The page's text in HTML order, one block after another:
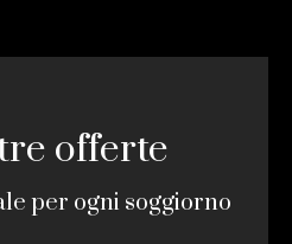
offerte
per ogni soggiorno